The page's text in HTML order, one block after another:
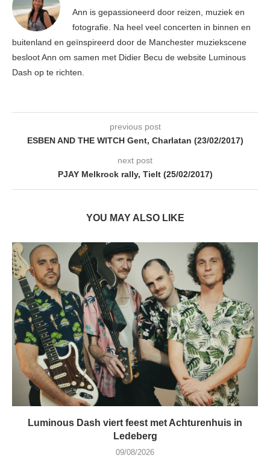
Ann is gepassioneerd door reizen, muziek en
fotografie. Na heel veel concerten in binnen en
buitenland en geïnspireerd door de Manchester muziekscene
besloot Ann om samen met Didier Becu de website Luminous
Dash op te richten.
previous post
ESBEN AND THE WITCH Gent, Charlatan (23/02/2017)
next post
PJAY Melkrock rally, Tielt (25/02/2017)
YOU MAY ALSO LIKE
Luminous Dash viert feest met Achturenhuis in
Ledeberg
09/08/2026